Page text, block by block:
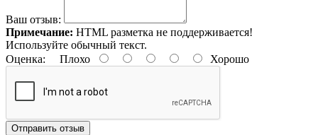
Ваш отзыв:
Примечание: HTML разметка не поддерживается!
Используйте обычный текст.
Оценка: Плохо Хорошо
Отправить отзыв